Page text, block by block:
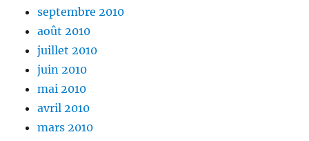
septembre 2010
août 2010
juillet 2010
juin 2010
mai 2010
avril 2010
mars 2010